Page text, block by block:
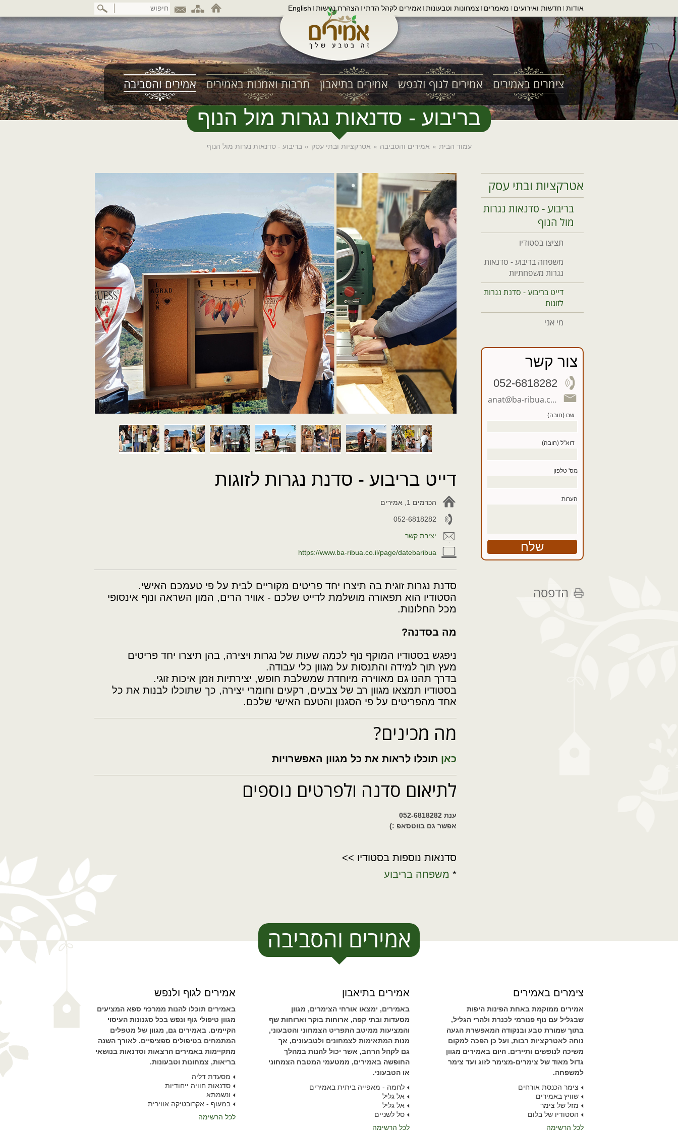
לתוכן
המרכזי
אודות | חדשות ואירועים | מאמרים | צמחונות וטבעונות | אמירים לקהל הדתי | הצהרת נגישות |
English
צימרים באמירים אמירים לגוף ולנפש אמירים בתיאבון תרבות ואמנות באמירים אמירים והסביבה
בריבוע - סדנאות נגרות מול הנוף
עמוד הבית » אמירים והסביבה » אטרקציות ובתי עסק » בריבוע - סדנאות נגרות מול הנוף
דייט בריבוע - סדנת נגרות לזוגות
הכרמים 1, אמירים
052-6818282
יצירת קשר
https://www.ba-ribua.co.il/page/datebaribua
סדנת נגרות זוגית בה תיצרו יחד פריטים מקוריים לבית על פי טעמכם האישי.
הסטודיו הוא תפאורה מושלמת לדייט שלכם - אוויר הרים, המון השראה ונוף אינסופי
מכל החלונות.
מה בסדנה?
ניפגש בסטודיו המוקף נוף לכמה שעות של נגרות ויצירה, בהן תיצרו יחד פריטים
מעץ תוך למידה והתנסות על מגוון כלי עבודה.
בדרך תהנו גם מאווירה מיוחדת שמשלבת חופש, יצירתיות וזמן איכות זוגי.
בסטודיו תמצאו מגוון רב של צבעים, רקעים וחומרי יצירה, כך שתוכלו לבנות את כל
אחד מהפריטים על פי הסגנון והטעם האישי שלכם.
מה מכינים?
כאן תוכלו לראות את כל מגוון האפשרויות
לתיאום סדנה ולפרטים נוספים
ענת 052-6818282
אפשר גם בווטסאפ :)
סדנאות נוספות בסטודיו >>
* משפחה בריבוע
אטרקציות ובתי עסק
בריבוע - סדנאות נגרות
מול הנוף
תציצו בסטודיו
משפחה בריבוע - סדנאות
נגרות משפחתיות
דייט בריבוע - סדנת נגרות
לזוגות
מי אני
צור קשר
052-6818282
anat@ba-ribua.co.il
שם (חובה)
דוא''ל (חובה)
מס' טלפון
הערות
הדפסה
אמירים והסביבה
צימרים באמירים
אמירים ממוקמת באחת הפינות היפות
שבגליל עם נוף פנורמי לכנרת ולהרי הגליל,
בתוך שמורת טבע ובנקודה המאפשרת הגעה
נוחה לאטרקציות רבות, ועל כן הפכה למקום
משיכה לנופשים ותיירים. היום באמירים מגוון
גדול מאוד של צימרים-מצימר לזוג ועד צימר
למשפחה.
צימר הכנסת אורחים
שוויץ באמירים
מזל של צימר
הסטודיו של בלום
לכל הרשימה
אמירים בתיאבון
באמירים, ימצאו אורחי הצימרים, מגוון
מסעדות ובתי קפה, ארוחות בוקר וארוחות שף
והמציעות ממיטב התפריט הצמחוני והטבעוני,
מנות המתאימות לצמחונים ולטבעונים, אך
גם לקהל הרחב, אשר יכול להנות במהלך
החופשה באמירים, ממטעמי המטבח הצמחוני
או הטבעוני.
לחמה - מאפייה ביתית באמירים
אל גליל
אל גליל
סל לשניים
לכל הרשימה
אמירים לגוף ולנפש
באמירים תוכלו להנות ממרכזי ספא המציעים
מגוון טיפולי גוף ונפש בכל סגנונות העיסוי
הקיימים. באמירים גם, מגוון של מטפלים
המתמחים בטיפולים ספציפיים. לאורך השנה
מתקיימות באמירים הרצאות וסדנאות בנושאי
בריאות, צמחונות וטבעונות.
מסעדת דליה
סדנאות חוויה ייחודיות
ונשמתא
במעוף - אקרובטיקה אווירית
לכל הרשימה